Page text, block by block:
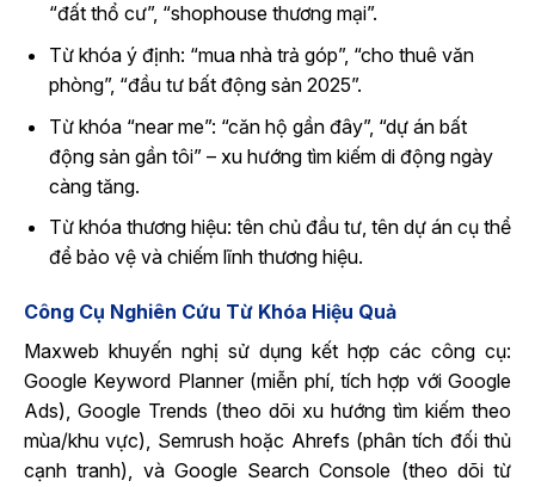
“đất thổ cư”, “shophouse thương mại”.
Từ khóa ý định: “mua nhà trả góp”, “cho thuê văn
phòng”, “đầu tư bất động sản 2025”.
Từ khóa “near me”: “căn hộ gần đây”, “dự án bất
động sản gần tôi” – xu hướng tìm kiếm di động ngày
càng tăng.
Từ khóa thương hiệu: tên chủ đầu tư, tên dự án cụ thể
để bảo vệ và chiếm lĩnh thương hiệu.
Công Cụ Nghiên Cứu Từ Khóa Hiệu Quả
Maxweb khuyến nghị sử dụng kết hợp các công cụ:
Google Keyword Planner (miễn phí, tích hợp với Google
Ads), Google Trends (theo dõi xu hướng tìm kiếm theo
mùa/khu vực), Semrush hoặc Ahrefs (phân tích đối thủ
cạnh tranh), và Google Search Console (theo dõi từ